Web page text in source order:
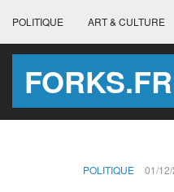
POLITIQUE ART & CULTURE
FORKS.FR
POLITIQUE 01/